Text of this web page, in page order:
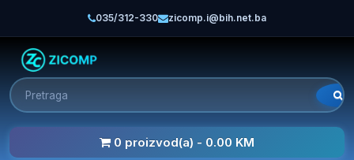
035/312-330 zicomp.i@bih.net.ba
0 proizvod(a) - 0.00 KM